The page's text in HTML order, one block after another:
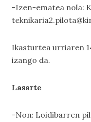
-Izen-ematea nola:
Ikasturtea urriaren
izango da.
Lasarte
-Non: Loidibarren